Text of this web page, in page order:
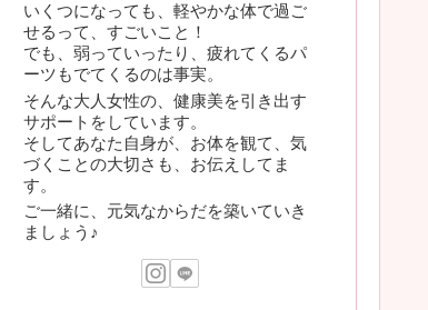
いくつになっても、軽やかな体で過ご
せるって、すごいこと！
でも、弱っていったり、疲れてくるパ
ーツもでてくるのは事実。
そんな大人女性の、健康美を引き出す
サポートをしています。
そしてあなた自身が、お体を観て、気
づくことの大切さも、お伝えしてま
す。
ご一緒に、元気なからだを築いていき
ましょう♪